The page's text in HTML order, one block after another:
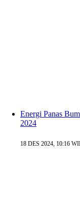
Energi Panas
2024
18 DES 2024, 10:16